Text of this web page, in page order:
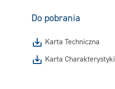
Do pobrania
Karta Techniczna
Karta Charakterystyki